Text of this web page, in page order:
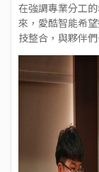
在強調專業分工
來，愛酷智能希
技整合，與夥伴